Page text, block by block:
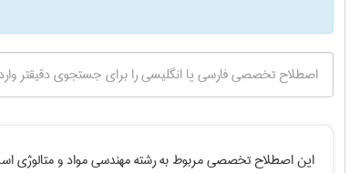
این اصطلاح تخصصی مربوط به رشتهمهندسی مواد و متالوژی